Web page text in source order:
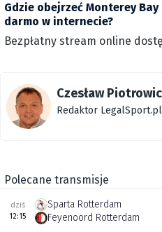
Gdzie obejrzeć Monterey
darmo w internecie?
Bezpłatny stream online
Czesław
Redaktor LegalSport.pl
Polecane transmisje
dziś
12:15
Sparta Rotterdam
Feyenoord Rotterdam